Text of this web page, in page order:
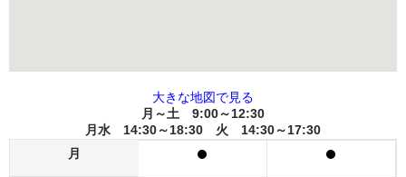
大きな地図で見る
月～土 9:00～12:30
月水 14:30～18:30 火 14:30～17:30
月